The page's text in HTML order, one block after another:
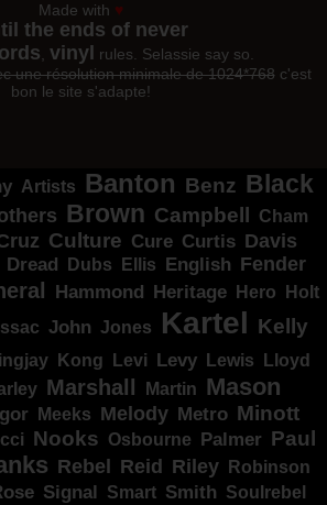
Made with ♥
the ends of never
vinyl
rules. Selassie say so.
une résolution minimale de 1024*768c'est
bon le site s'adapte!
Artists Banton Benz Black
Brown Campbell Cham
Culture Cure Curtis Davis
Dread Dubs Ellis English Fender
Hammond Heritage Hero
Holt
John Jones Kartel Kelly
Kong Levi Levy Lewis
Lloyd
Marshall Martin Mason
Meeks Melody Metro Minott
Nooks Osbourne Palmer Paul
Rebel Reid Riley Robinson
Signal Smart Smith Soulrebel